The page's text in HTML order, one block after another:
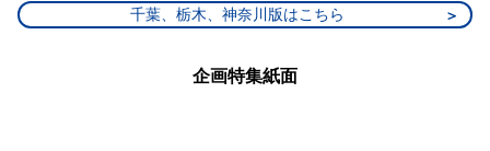
千葉、栃木、神奈川版はこちら
企画特集紙面